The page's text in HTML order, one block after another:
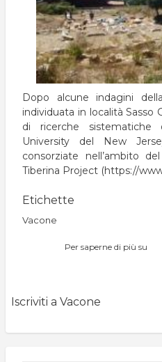
Dopo alcune indagini
individuata in località Sasso
di ricerche
University del New
consorziate nell’ambito
Tiberina Project (https://
Etichette
Vacone
Per saperne di più su
Iscriviti a Vacone